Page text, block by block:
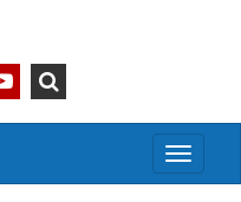
Activar/
menú